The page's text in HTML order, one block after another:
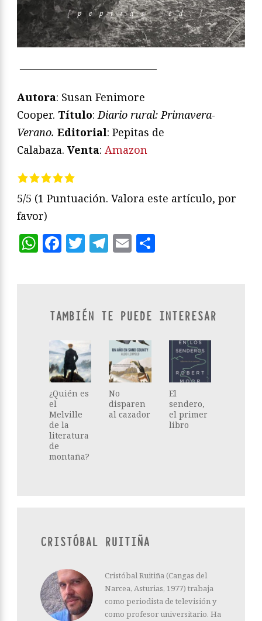
—————————————
Autora: Susan Fenimore
Cooper. Título:Diario rural: Primavera-
Verano. Editorial: Pepitas de
Calabaza. Venta: Amazon
5/5 (1 Puntuación. Valora este artículo, por
favor)
WhatsApp
Facebook
Twitter
Telegram
Email
TAMBIÉN TE PUEDE INTERESAR
¿Quién es
el
Melville
de la
literatura
de
montaña?
No
disparen
al cazador
El
sendero,
el primer
libro
CRISTÓBAL RUITIÑA
Cristóbal Ruitiña (Cangas del
Narcea, Asturias, 1977) trabaja
como periodista de televisión y
como profesor universitario. Ha